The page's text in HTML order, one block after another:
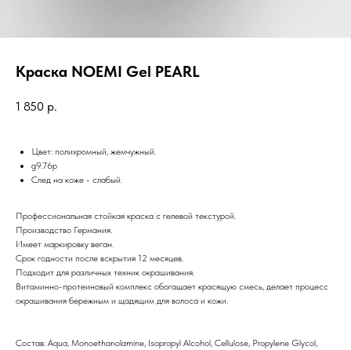
Краска NOEMI Gel PEARL
1 850 р.
Цвет: полихромный, жемчужный.
g9.76p
След на коже - слабый.
Профессиональная стойкая краска с гелевой текстурой.
Производство Германия.
Имеет маркировку веган.
Срок годности после вскрытия 12 месяцев.
Подходит для различных техник окрашивания.
Витаминно-протеиновый комплекс обогащает красящую смесь, делает процесс
окрашивания бережным и щадящим для волоса и кожи.
Состав: Aqua, Monoethanolamine, Isopropyl Alcohol, Cellulose, Propylene Glycol,